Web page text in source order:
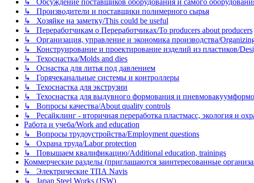
↳ Производители и поставщики полимерного сырья
↳ Хозяйке на заметку/This could be useful
↳ Переработчикам о Переработчиках/To producers about producers
↳ Организация, управление и экономика производства/
↳ Конструирование и проектирование изделий из пластиков/
↳ Техоснастка/Molds and dies
↳ Оснастка для литья под давлением
↳ Горячеканальные системы и контроллеры
↳ Техоснастка для экструзии
↳ Техоснастка для выдувного формования и
↳ Вопросы качества/About quality controls
↳ Ресайклинг - вторичная переработка пластмасс, экология и
Работа и учеба/Work and education
↳ Вопросы трудоустройства/Employment questions
↳ Охрана труда/Labor protection
↳ Повышаем квалификацию/Additional education, trainings
Коммерческие разделы (приглашаются заинтересованные
↳ Электрические ТПА Navis
↳ Japan Steel Works (JSW)